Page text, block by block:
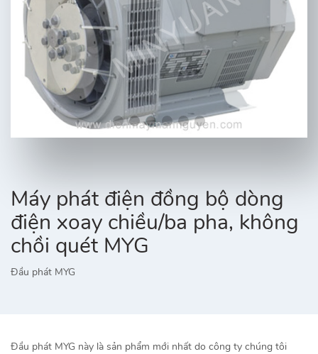
Máy phát điện đồng bộ dòng
điện xoay chiều/ba pha, không
chồi quét MYG
Đầu phát MYG
Đầu phát MYG này là sản phẩm mới nhất do công ty chúng tôi